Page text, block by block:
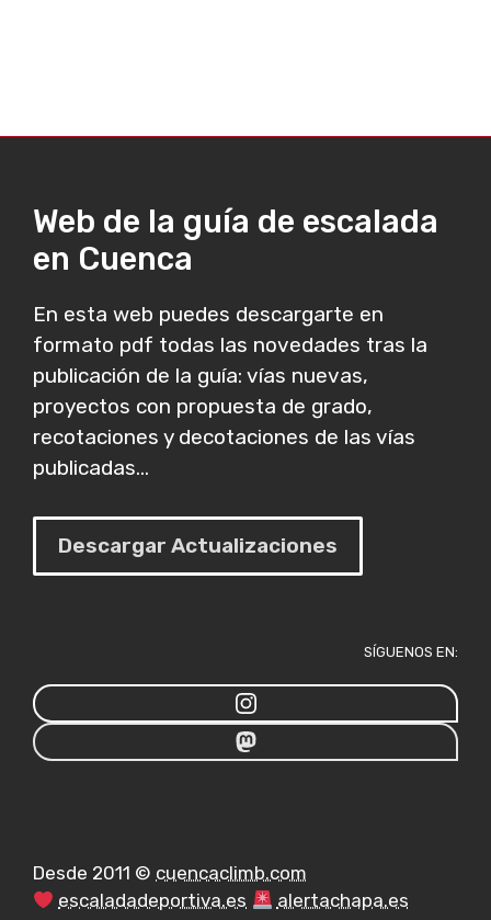
Web de la guía de escalada
en Cuenca
En esta web puedes descargarte en
formato pdf todas las novedades tras la
publicación de la guía: vías nuevas,
proyectos con propuesta de grado,
recotaciones y decotaciones de las vías
publicadas...
Descargar Actualizaciones
SÍGUENOS EN:
Desde 2011 © cuencaclimb.com
escaladadeportiva.es
alertachapa.es